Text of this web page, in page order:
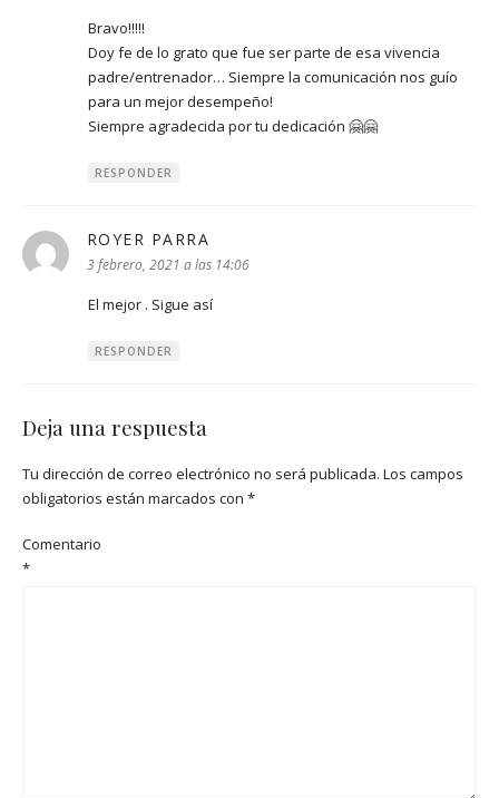
Bravo!!!!!
Doy fe de lo grato que fue ser parte de esa vivencia
padre/entrenador… Siempre la comunicación nos guío
para un mejor desempeño!
Siempre agradecida por tu dedicación 🤗🤗
RESPONDER
ROYER PARRA
3 febrero, 2021 a las 14:06
El mejor . Sigue así
RESPONDER
Deja una respuesta
Tu dirección de correo electrónico no será publicada. Los campos
obligatorios están marcados con *
Comentario
*